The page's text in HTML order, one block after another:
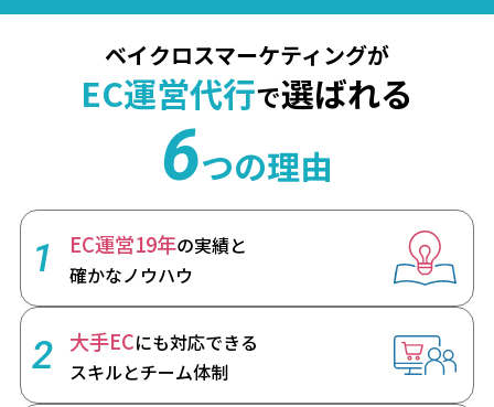
ベイクロスマーケティングが
EC運営代行で選ばれる
6つの理由
1 EC運営19年の実績と
確かなノウハウ
2 大手ECにも対応できる
スキルとチーム体制